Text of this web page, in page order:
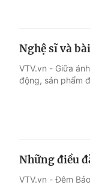
Điện ảnh
Âm nhạc
Nghệ sĩ và
VTV.vn - Giữa
động, sản phẩm
Những điều
VTV.vn - Đêm